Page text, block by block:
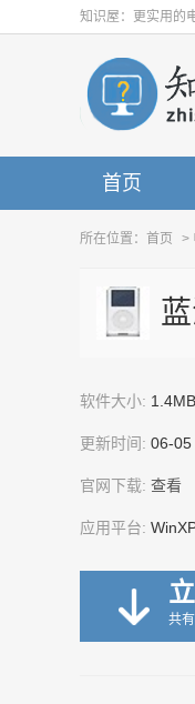
知识屋：更实用的
首页
所在位置： 首页 >
软件大小: 1.4MB
更新时间: 06-05
官网下载: 查看
应用平台:
共